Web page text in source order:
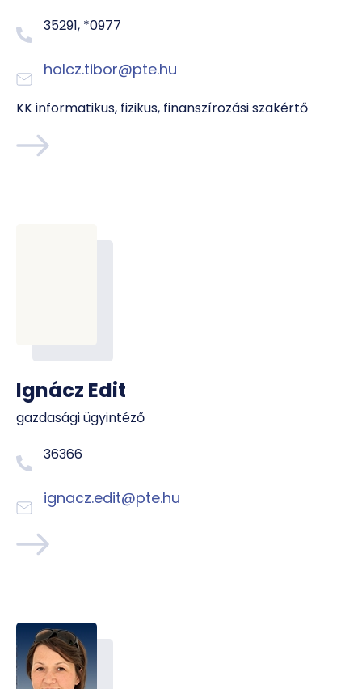
35291, *0977
holcz.tibor@pte.hu
KK informatikus, fizikus, finanszírozási szakértő
Ignácz Edit
gazdasági ügyintéző
36366
ignacz.edit@pte.hu